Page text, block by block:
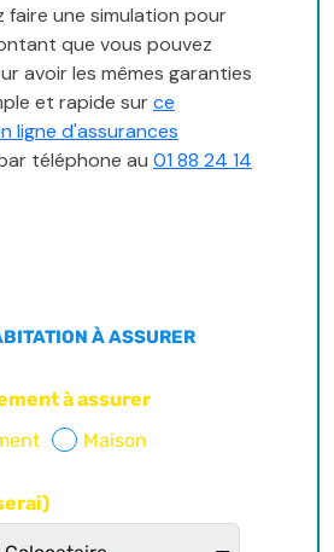
faire une simulation pour
que vous pouvez
avoir les mêmes garanties
et rapide surce
ligne d'assurances
téléphone au 01 88 24 14